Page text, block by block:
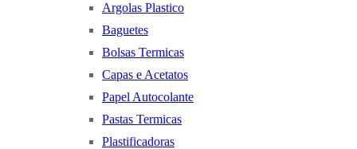
Argolas Plastico
Baguetes
Bolsas Termicas
Capas e Acetatos
Papel Autocolante
Pastas Termicas
Plastificadoras